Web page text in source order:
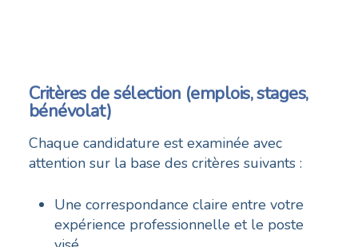
Critères de sélection (emplois, stages,
bénévolat)
Chaque candidature est examinée avec
attention sur la base des critères suivants :
Une correspondance claire entre votre
expérience professionnelle et le poste